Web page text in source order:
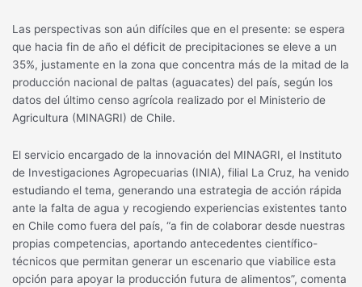
Las perspectivas son aún difíciles que en el presente: se espera
que hacia fin de año el déficit de precipitaciones se eleve a un
35%, justamente en la zona que concentra más de la mitad de la
producción nacional de paltas (aguacates) del país, según los
datos del último censo agrícola realizado por el Ministerio de
Agricultura (MINAGRI) de Chile.
El servicio encargado de la innovación del MINAGRI, el Instituto
de Investigaciones Agropecuarias (INIA), filial La Cruz, ha venido
estudiando el tema, generando una estrategia de acción rápida
ante la falta de agua y recogiendo experiencias existentes tanto
en Chile como fuera del país, “a fin de colaborar desde nuestras
propias competencias, aportando antecedentes científico-
técnicos que permitan generar un escenario que viabilice esta
opción para apoyar la producción futura de alimentos”, comenta